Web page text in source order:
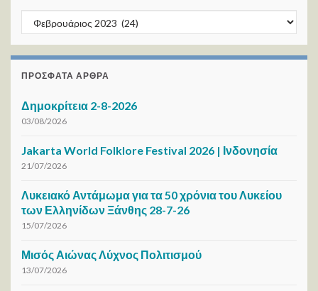
ΑΡΧΕΙΟ / ΜΗΝΑ
ΠΡΌΣΦΑΤΑ ΆΡΘΡΑ
Δημοκρίτεια 2-8-2026
03/08/2026
Jakarta World Folklore Festival 2026 | Ινδονησία
21/07/2026
Λυκειακό Αντάμωμα για τα 50 χρόνια του Λυκείου
των Ελληνίδων Ξάνθης 28-7-26
15/07/2026
Μισός Αιώνας Λύχνος Πολιτισμού
13/07/2026